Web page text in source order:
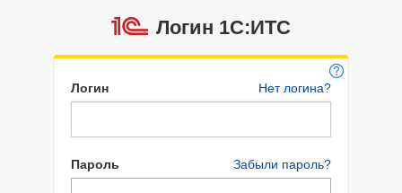
Логин 1C:ИТС
Логин Нет логина?
Пароль Забыли пароль?